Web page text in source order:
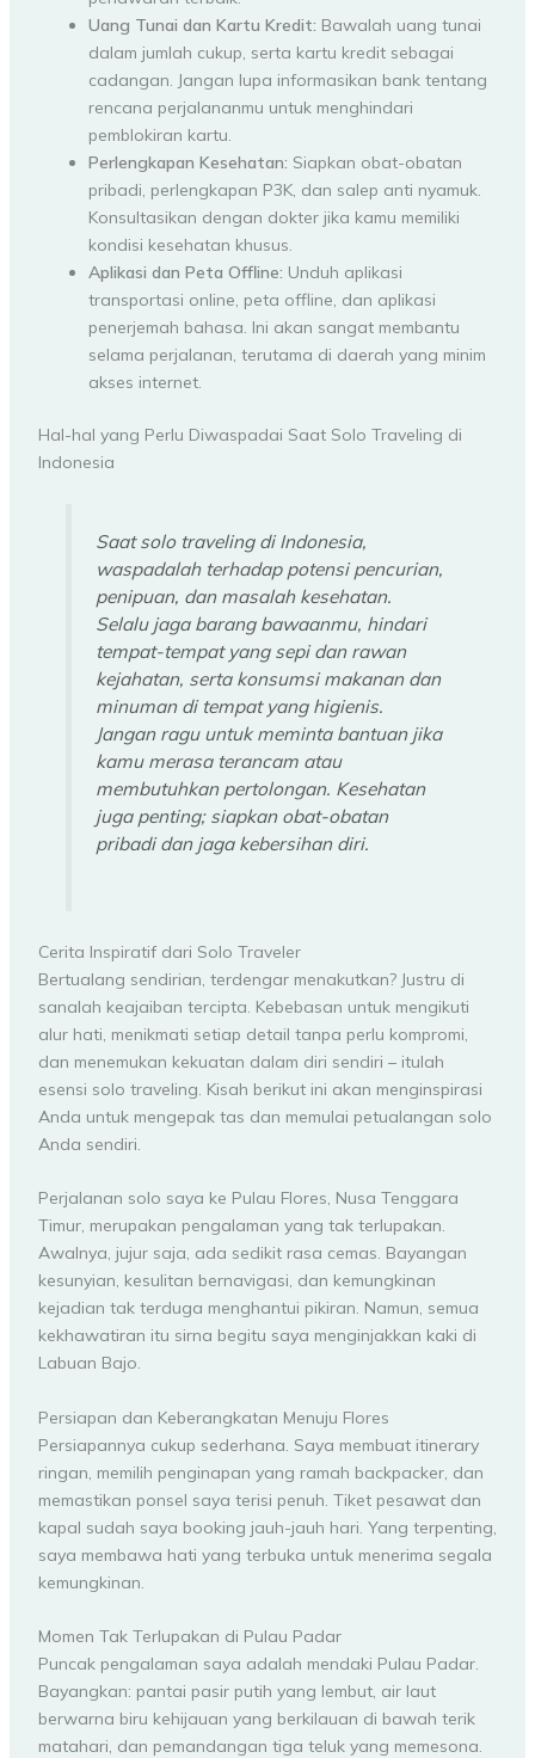
Uang Tunai dan Kartu Kredit: Bawalah uang tunai
dalam jumlah cukup, serta kartu kredit sebagai
cadangan. Jangan lupa informasikan bank tentang
rencana perjalananmu untuk menghindari
pemblokiran kartu.
Perlengkapan Kesehatan: Siapkan obat-obatan
pribadi, perlengkapan P3K, dan salep anti nyamuk.
Konsultasikan dengan dokter jika kamu memiliki
kondisi kesehatan khusus.
Aplikasi dan Peta Offline: Unduh aplikasi
transportasi online, peta offline, dan aplikasi
penerjemah bahasa. Ini akan sangat membantu
selama perjalanan, terutama di daerah yang minim
akses internet.
Hal-hal yang Perlu Diwaspadai Saat Solo Traveling di
Indonesia
Saat solo traveling di Indonesia,
waspadalah terhadap potensi pencurian,
penipuan, dan masalah kesehatan.
Selalu jaga barang bawaanmu, hindari
tempat-tempat yang sepi dan rawan
kejahatan, serta konsumsi makanan dan
minuman di tempat yang higienis.
Jangan ragu untuk meminta bantuan jika
kamu merasa terancam atau
membutuhkan pertolongan. Kesehatan
juga penting; siapkan obat-obatan
pribadi dan jaga kebersihan diri.
Cerita Inspiratif dari Solo Traveler
Bertualang sendirian, terdengar menakutkan? Justru di
sanalah keajaiban tercipta. Kebebasan untuk mengikuti
alur hati, menikmati setiap detail tanpa perlu kompromi,
dan menemukan kekuatan dalam diri sendiri – itulah
esensi solo traveling. Kisah berikut ini akan menginspirasi
Anda untuk mengepak tas dan memulai petualangan solo
Anda sendiri.
Perjalanan solo saya ke Pulau Flores, Nusa Tenggara
Timur, merupakan pengalaman yang tak terlupakan.
Awalnya, jujur saja, ada sedikit rasa cemas. Bayangan
kesunyian, kesulitan bernavigasi, dan kemungkinan
kejadian tak terduga menghantui pikiran. Namun, semua
kekhawatiran itu sirna begitu saya menginjakkan kaki di
Labuan Bajo.
Persiapan dan Keberangkatan Menuju Flores
Persiapannya cukup sederhana. Saya membuat itinerary
ringan, memilih penginapan yang ramah backpacker, dan
memastikan ponsel saya terisi penuh. Tiket pesawat dan
kapal sudah saya booking jauh-jauh hari. Yang terpenting,
saya membawa hati yang terbuka untuk menerima segala
kemungkinan.
Momen Tak Terlupakan di Pulau Padar
Puncak pengalaman saya adalah mendaki Pulau Padar.
Bayangkan: pantai pasir putih yang lembut, air laut
berwarna biru kehijauan yang berkilauan di bawah terik
matahari, dan pemandangan tiga teluk yang memesona.